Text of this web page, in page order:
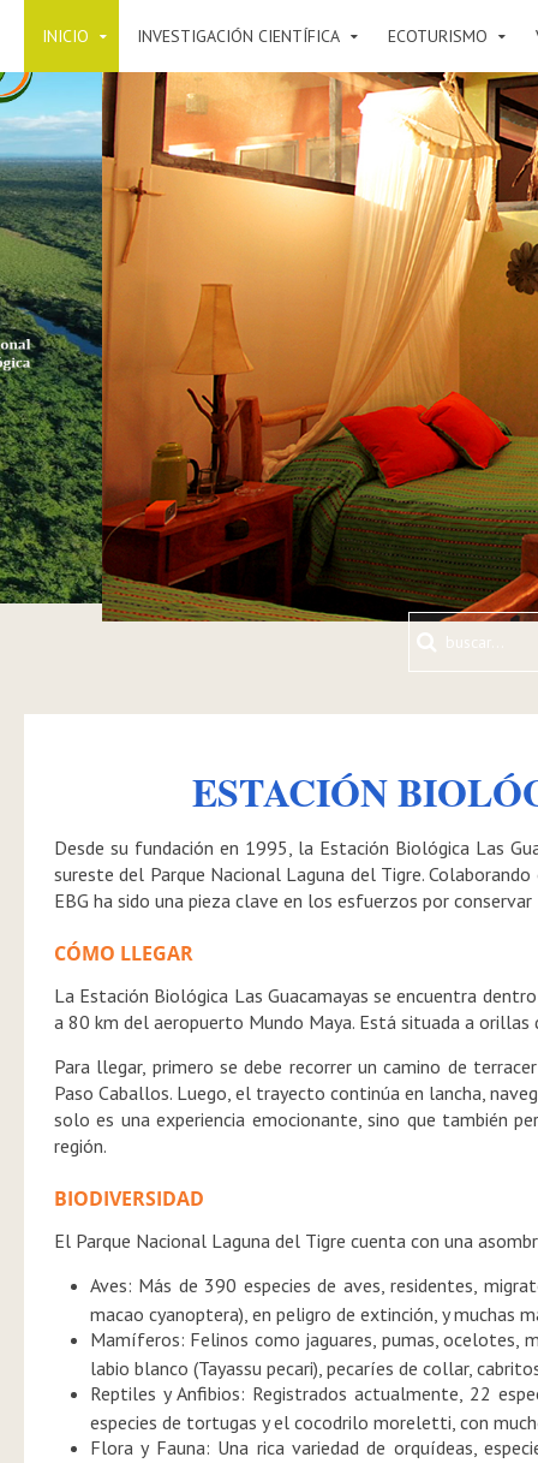
INICIO INVESTIGACIÓN CIENTÍFICA ECOTURISMO
ESTACIÓN
Desde su fundación en 1995, la Estación Biológica Las
sureste del Parque Nacional Laguna del Tigre.
EBG ha sido una pieza clave en los esfuerzos por
CÓMO LLEGAR
La Estación Biológica Las Guacamayas se encuentra
a 80 km del aeropuerto Mundo Maya. Está situada a orillas
Para llegar, primero se debe recorrer un camino de
Paso Caballos. Luego, el trayecto continúa en lancha,
solo es una experiencia emocionante, sino que también
región.
BIODIVERSIDAD
El Parque Nacional Laguna del Tigre cuenta con una
Aves: Más de 390 especies de aves, residentes,
macao cyanoptera), en peligro de extinción, y muchas
Mamíferos: Felinos como jaguares, pumas, ocelotes,
labio blanco (Tayassu pecari), pecaríes de collar,
Reptiles y Anfibios: Registrados actualmente, 22
especies de tortugas y el cocodrilo moreletti, con
Flora y Fauna: Una rica variedad de orquídeas,